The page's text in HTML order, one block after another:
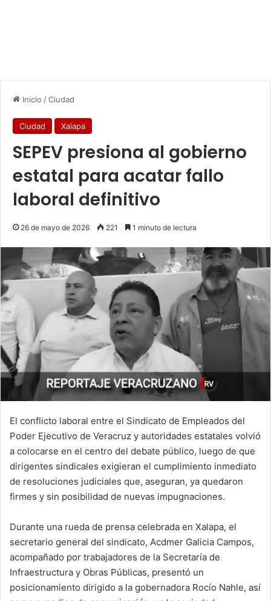
Inicio /Ciudad
Ciudad Xalapa
SEPEV presiona al gobierno
estatal para acatar fallo
laboral definitivo
26 de mayo de 2026 221 1 minuto de lectura
El conflicto laboral entre el Sindicato de Empleados del
Poder Ejecutivo de Veracruz y autoridades estatales volvió
a colocarse en el centro del debate público, luego de que
dirigentes sindicales exigieran el cumplimiento inmediato
de resoluciones judiciales que, aseguran, ya quedaron
firmes y sin posibilidad de nuevas impugnaciones.
Durante una rueda de prensa celebrada en Xalapa, el
secretario general del sindicato, Acdmer Galicia Campos,
acompañado por trabajadores de la Secretaría de
Infraestructura y Obras Públicas, presentó un
posicionamiento dirigido a la gobernadora Rocío Nahle, así